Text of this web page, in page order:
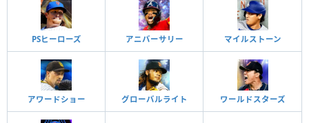
PSヒーローズ アニバーサリー マイルストーン
アワードショー グローバルライト ワールドスターズ